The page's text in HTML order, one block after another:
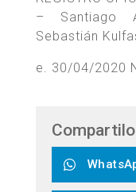
– Santiago
Sebastián
e. 30/04/2020
Compartilo